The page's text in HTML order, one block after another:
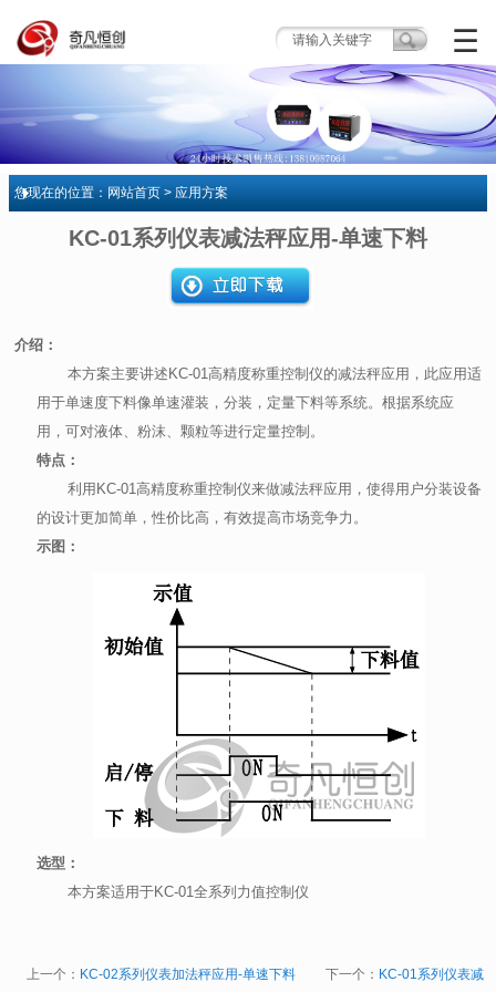
☰
您现在的位置： 网站首页 > 应用方案
KC-01系列仪表减法秤应用-单速下料
介绍：
本方案主要讲述KC-01高精度称重控制仪的减法秤应用，此应用适
用于单速度下料像单速灌装，分装，定量下料等系统。根据系统应
用，可对液体、粉沫、颗粒等进行定量控制。
特点：
利用KC-01高精度称重控制仪来做减法秤应用，使得用户分装设备
的设计更加简单，性价比高，有效提高市场竞争力。
示图：
选型：
本方案适用于KC-01全系列力值控制仪
上一个： KC-02系列仪表加法秤应用-单速下料 下一个： KC-01系列仪表减